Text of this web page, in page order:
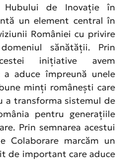
Hubului de Inovație în
un element central în
României cu privire
sănătății. Prin
inițiative avem
aduce împreună unele
minți românești care
a transforma sistemul de
pentru generațiile
Prin semnarea acestui
Colaborare marcăm un
de important care aduce